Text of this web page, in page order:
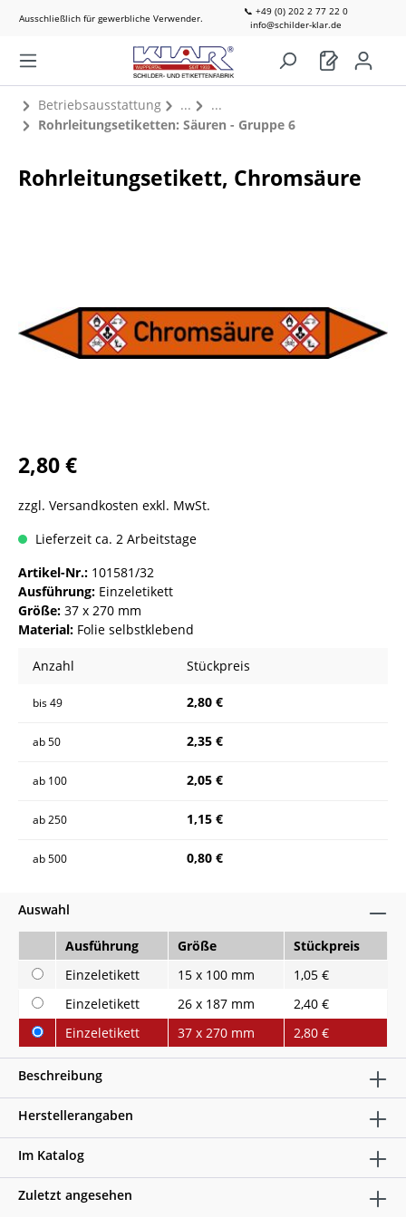
Ausschließlich für gewerbliche Verwender.
📞 +49 (0) 202 2 77 22 0
info@schilder-klar.de
Betriebsausstattung
Rohrleitungsetiketten: Säuren - Gruppe 6
Rohrleitungsetikett, Chromsäure
2,80 €
zzgl. Versandkosten exkl. MwSt.
Lieferzeit ca. 2 Arbeitstage
Artikel-Nr.: 101581/32
Ausführung: Einzeletikett
Größe: 37 x 270 mm
Material: Folie selbstklebend
Anzahl Stückpreis
bis49 2,80 €
ab50 2,35 €
ab 100 2,05 €
ab250 1,15 €
ab500 0,80 €
Auswahl
Ausführung Größe
Stückpreis
Einzeletikett
15 x 100 mm
1,05 €
Einzeletikett
26 x 187 mm
2,40 €
Einzeletikett
37 x 270 mm 2,80 €
Beschreibung
Herstellerangaben
Im Katalog
Zuletzt angesehen